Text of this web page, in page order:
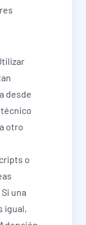
desde
otro
o
una
igual,